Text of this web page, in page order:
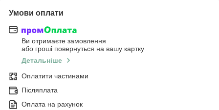
Умови оплати
Ви отримаєте замовлення
або гроші повернуться на вашу картку
Детальніше
Оплатити частинами
Післяплата
Оплата на рахунок